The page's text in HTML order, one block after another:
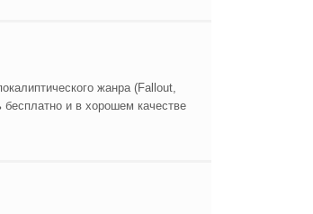
жанра (Fallout,
и в хорошем качестве